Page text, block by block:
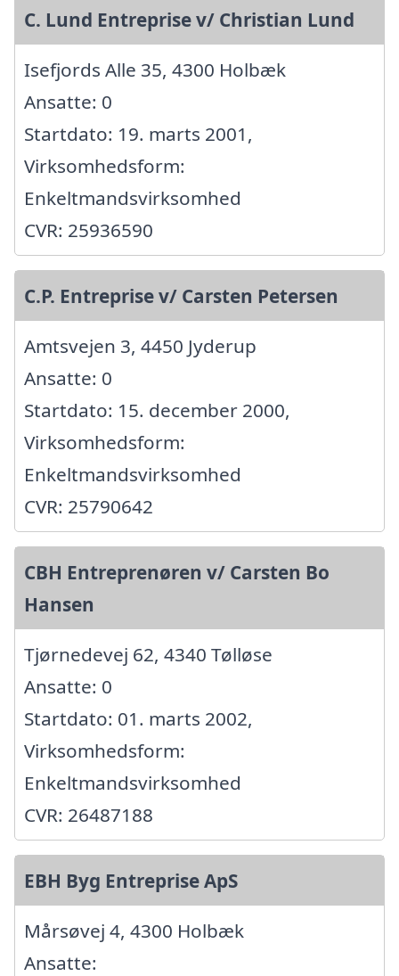
C. Lund Entreprise v/ Christian Lund
Isefjords Alle 35, 4300 Holbæk
Ansatte: 0
Startdato: 19. marts 2001,
Virksomhedsform:
Enkeltmandsvirksomhed
CVR: 25936590
C.P. Entreprise v/ Carsten Petersen
Amtsvejen 3, 4450 Jyderup
Ansatte: 0
Startdato: 15. december 2000,
Virksomhedsform:
Enkeltmandsvirksomhed
CVR: 25790642
CBH Entreprenøren v/ Carsten Bo
Hansen
Tjørnedevej 62, 4340 Tølløse
Ansatte: 0
Startdato: 01. marts 2002,
Virksomhedsform:
Enkeltmandsvirksomhed
CVR: 26487188
EBH Byg Entreprise ApS
Mårsøvej 4, 4300 Holbæk
Ansatte: